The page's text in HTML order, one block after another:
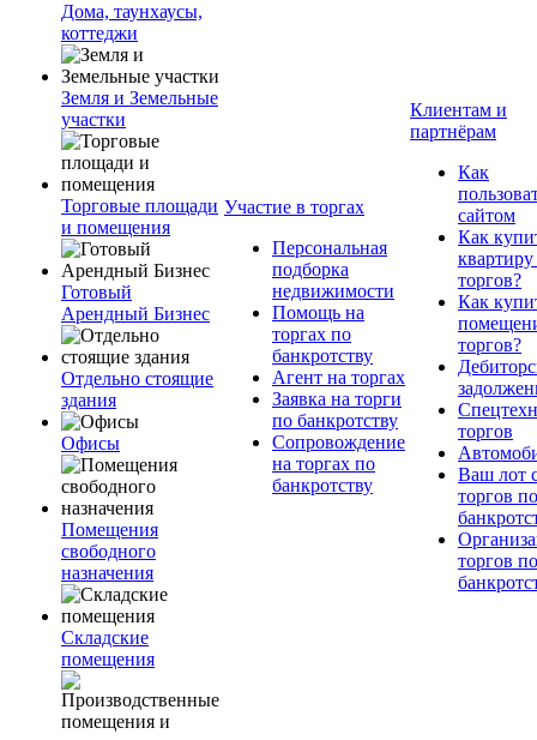
Дома, таунхаусы,
коттеджи
Земля и Земельные
участки
Торговые площади
и помещения
Готовый
Арендный Бизнес
Отдельно стоящие
здания
Офисы
Помещения
свободного
назначения
Складские
помещения
Участие в торгах
Персональная
подборка
недвижимости
Помощь на
торгах по
банкротству
Агент на торгах
Заявка на торги
по банкротству
Сопровождение
на торгах по
банкротству
Клиентам и
партнёрам
Как
сайтом
Как
квартиру
торгов?
Как
торгов?
торгов
Ваш лот
торгов по
торгов по